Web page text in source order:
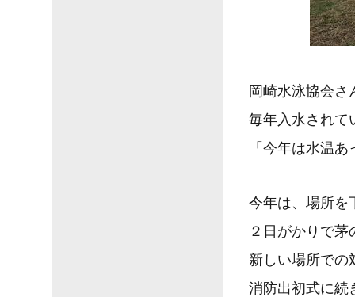
岡崎水泳協会
毎年入水されて
「今年は水温
今年は、場所を
２日がかりで
新しい場所での
消防出初式に続